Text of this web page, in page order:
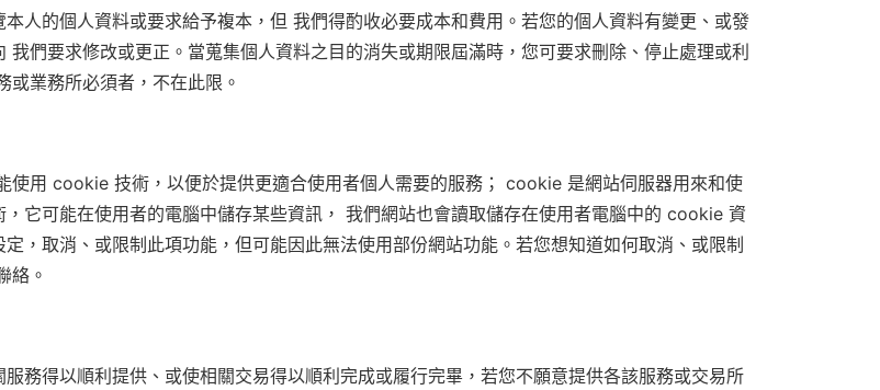
人的個人資料或要求給予複本，但 我們得酌收必要成本和費用。若您的個人資料有變更、或發
我們要求修改或更正。當蒐集個人資料之目的消失或期限屆滿時，您可要求刪除、停止處理或利
或業務所必須者，不在此限。
使用 cookie 技術，以便於提供更適合使用者個人需要的服務； cookie 是網站伺服器用來和使
它可能在使用者的電腦中儲存某些資訊， 我們網站也會讀取儲存在使用者電腦中的 cookie 資
，取消、或限制此項功能，但可能因此無法使用部份網站功能。若您想知道如何取消、或限制
絡。
務得以順利提供、或使相關交易得以順利完成或履行完畢，若您不願意提供各該服務或交易所